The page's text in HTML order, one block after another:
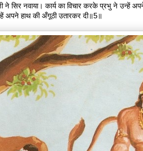
ने सिर नवाया। कार्य का विचार करके प्रभु ने उन्हें
अपने हाथ की अँगूठी उतारकर दी॥5॥